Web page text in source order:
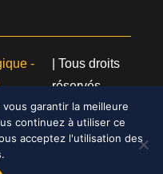
-
| Tous droits
réservés.
qui soutiennent
psychotherapeutes
garantir la meilleure
continuez à utiliser ce
acceptez l'utilisation des